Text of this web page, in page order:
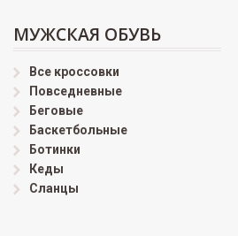
МУЖСКАЯ ОБУВЬ
Все кроссовки
Повседневные
Беговые
Баскетбольные
Ботинки
Кеды
Сланцы